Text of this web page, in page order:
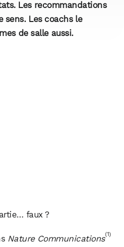
Les recommandations
sens. Les coachs le
de salle aussi.
faux ?
Nature Communications(1)